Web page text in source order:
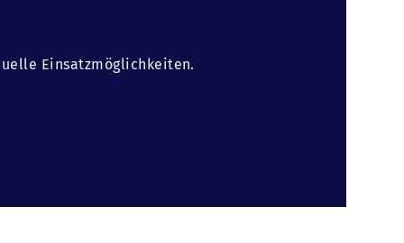
Einsatzmöglichkeiten.